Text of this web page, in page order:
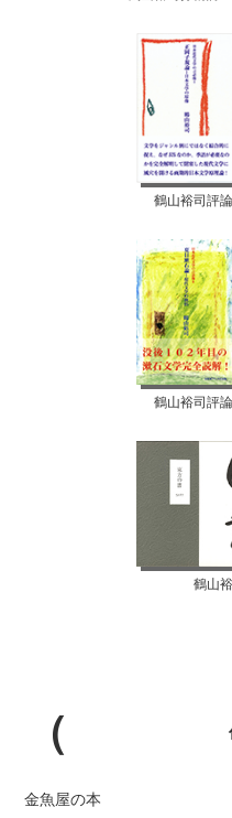
鶴山裕司評
鶴山裕司評
鶴山
金魚屋の本